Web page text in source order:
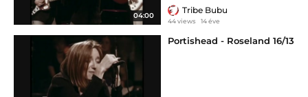
04:00
Tribe Bubu
44 views 14 éve
Portishead - Roseland 16/13